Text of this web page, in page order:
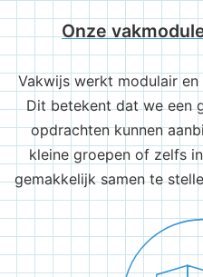
Onze
Vakwijs werkt modulair
Dit betekent dat we een
opdrachten kunnen
kleine groepen of zelfs
gemakkelijk samen te